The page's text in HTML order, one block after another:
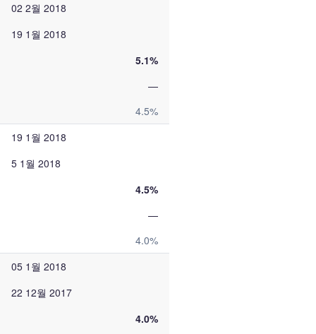
02 2월 2018
19 1월 2018
5.1%
—
4.5%
19 1월 2018
5 1월 2018
4.5%
—
4.0%
05 1월 2018
22 12월 2017
4.0%